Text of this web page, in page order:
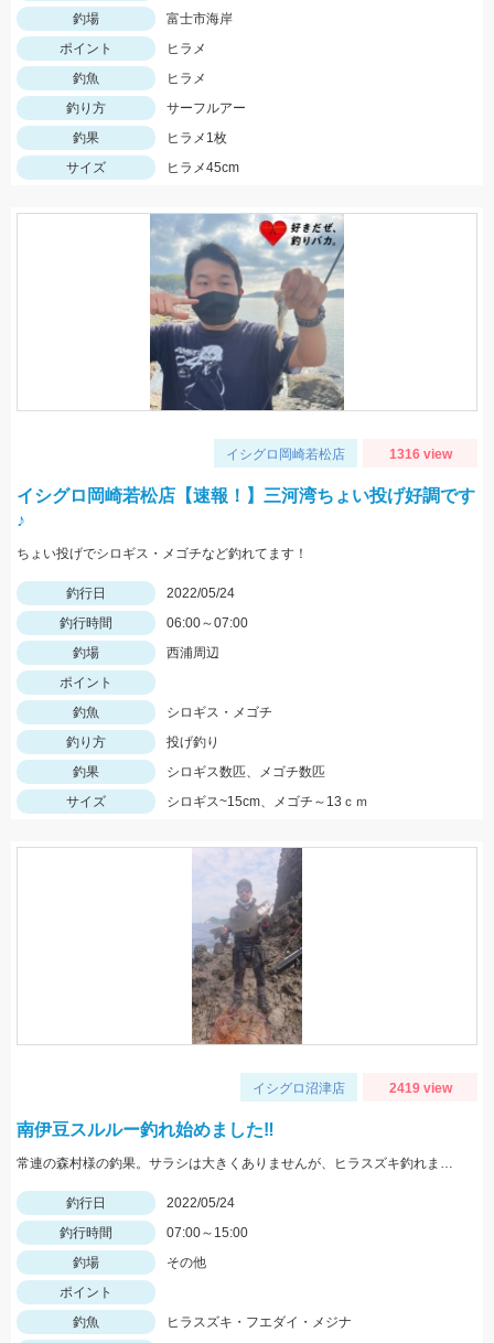
釣場
富士市海岸
ポイント
ヒラメ
釣魚
ヒラメ
釣り方
サーフルアー
釣果
ヒラメ1枚
サイズ
ヒラメ45cm
イシグロ岡崎若松店 1316 view
イシグロ岡崎若松店【速報！】三河湾ちょい投げ好調です
♪
ちょい投げでシロギス・メゴチなど釣れてます！
釣行日
2022/05/24
釣行時間
06:00～07:00
釣場
西浦周辺
ポイント
釣魚
シロギス・メゴチ
釣り方
投げ釣り
釣果
シロギス数匹、メゴチ数匹
サイズ
シロギス~15cm、メゴチ～13ｃｍ
イシグロ沼津店 2419 view
南伊豆スルルー釣れ始めました‼
常連の森村様の釣果。サラシは大きくありませんが、ヒラスズキ釣れました！
釣行日
2022/05/24
釣行時間
07:00～15:00
釣場
その他
ポイント
釣魚
ヒラスズキ・フエダイ・メジナ